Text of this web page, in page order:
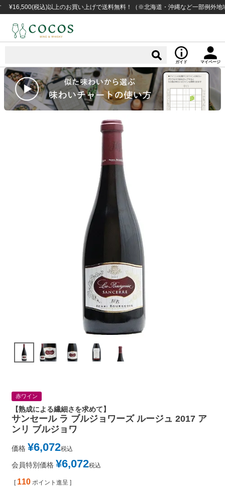
税込)以上のお買い上げで送料無料！（※北海道・沖縄など一部例外地域あり
ガイド マイページ
赤ワイン
【熟成による繊細さを求めて】
サンセール ラ ブルジョワーズ ルージュ 2017 ア
ンリ ブルジョワ
価格 ¥6,072税込
会員特別価格 ¥6,072税込
[ 110 ポイント進呈 ]